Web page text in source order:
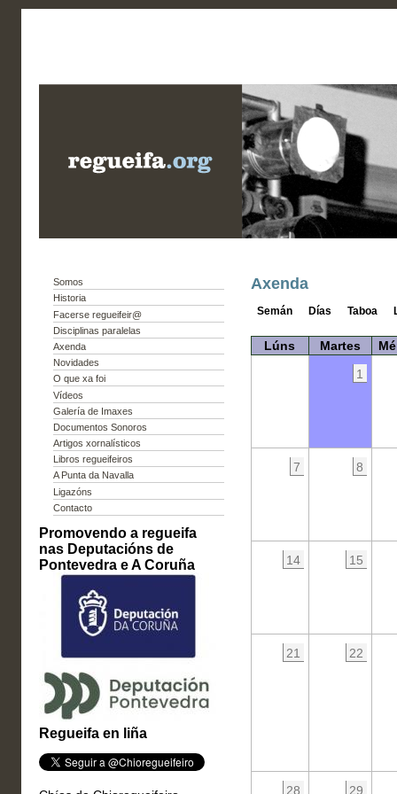
Somos
Historia
Facerse regueifeir@
Disciplinas paralelas
Axenda
Novidades
O que xa foi
Vídeos
Galería de Imaxes
Documentos Sonoros
Artigos xornalísticos
Libros regueifeiros
A Punta da Navalla
Ligazóns
Contacto
Promovendo a regueifa
nas Deputacións de
Pontevedra e A Coruña
Regueifa en liña
Axenda
Semán Días Taboa
Lúns Martes
1
7 8
14 15
21 22
28 29